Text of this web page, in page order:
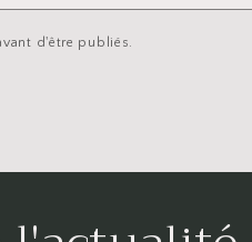
d'être publiés.